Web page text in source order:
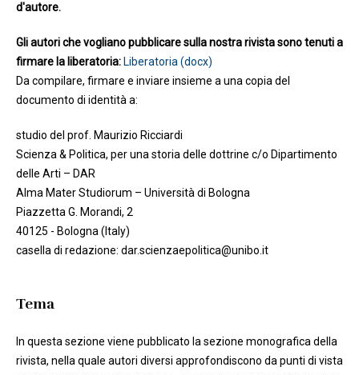
d'autore.
Gli autori che vogliano pubblicare sulla nostra rivista sono tenuti a
firmare la liberatoria: Liberatoria (docx)
Da compilare, firmare e inviare insieme a una copia del
documento di identità a:
studio del prof. Maurizio Ricciardi
Scienza & Politica, per una storia delle dottrine c/o Dipartimento
delle Arti – DAR
Alma Mater Studiorum – Università di Bologna
Piazzetta G. Morandi, 2
40125 - Bologna (Italy)
casella di redazione: dar.scienzaepolitica@unibo.it
Tema
In questa sezione viene pubblicato la sezione monografica della
rivista, nella quale autori diversi approfondiscono da punti di vista